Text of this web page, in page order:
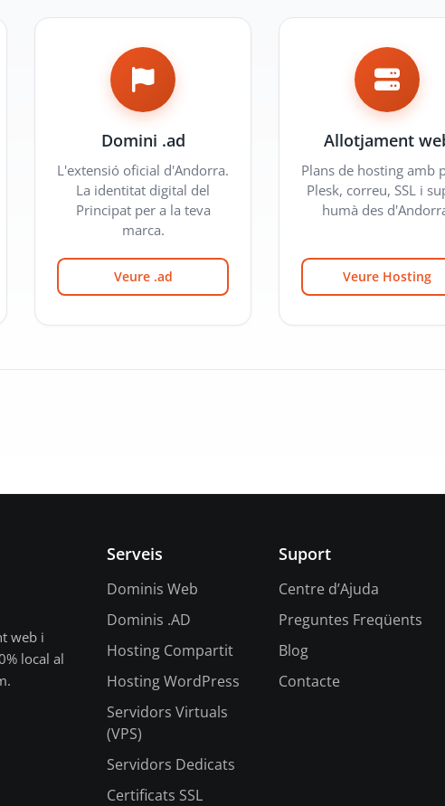
Domini .ad
L'extensió oficial d'Andorra.
La identitat digital del
Principat per a la teva
marca.
Veure .ad
Allotjament
Plans de hosting amb
Plesk, correu, SSL i
humà des
Veure Hosting
web i
local al
Serveis
Dominis Web
Dominis .AD
Hosting Compartit
Hosting WordPress
Servidors Virtuals
(VPS)
Servidors Dedicats
Certificats SSL
Suport
Centre d’Ajuda
Preguntes Freqüents
Blog
Contacte